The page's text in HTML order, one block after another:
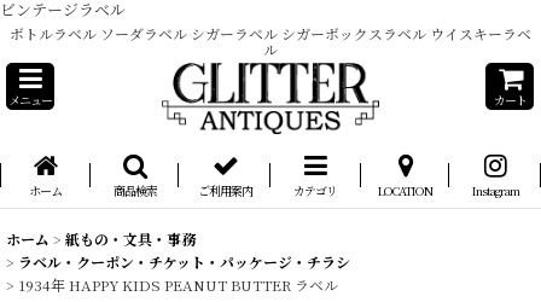
ビンテージラベル
ボトルラベル ソーダラベル シガーラベル シガーボックスラベル ウイスキーラベ
ル
メニュー カート
ホーム 商品検索 ご利用案内 カテゴリ LOCATION Instagram
ホーム > 紙もの・文具・事務
> ラベル・クーポン・チケット・パッケージ・チラシ
> 1934年 HAPPY KIDS PEANUT BUTTER ラベル